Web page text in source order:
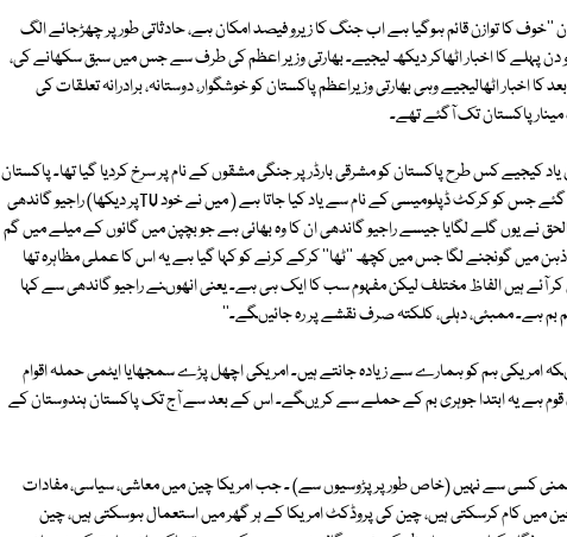
''خوف کا توازن قائم ہوگیا ہے اب جنگ کا زیرو فیصد امکان ہے، حادثاتی طور پر چھڑجائے الگ
پہلے کا اخبار اٹھاکر دیکھ لیجیے۔ بھارتی وزیر اعظم کی طرف سے جس میں سبق سکھانے کی،
اٹھالیجیے وہی بھارتی وزیراعظم پاکستان کو خوشگوار، دوستانہ، برادرانہ تعلقات کی
پاکستان تک آگئے تھے۔
کیجیے کس طرح پاکستان کو مشرقی بارڈر پر جنگی مشقوں کے نام پر سرخ کردیا گیا تھا۔ پاکستان
کے صدر ضیاء الحق کرکٹ میچ دیکھنے بھارت پہنچ گئے جس کو کرکٹ ڈپلومیسی کے نام سے یاد کیا جاتا ہے ( میں نے خود TVپر دیکھا) راجیو گاندھی
نے یوں گلے لگایا جیسے راجیو گاندھی ان کا وہ بھائی ہے جو بچپن میں گائوں کے میلے میں گم
ذہن میں گونجنے لگا جس میں کچھ ''ٹھا'' کرکے کرنے کو کہا گیا ہے یہ اس کا عملی مظاہرہ تھا
آئے ہیں الفاظ مختلف لیکن مفہوم سب کا ایک ہی ہے۔ یعنی انھوںنے راجیو گاندھی سے کہا
ہے۔ ممبئی، دہلی، کلکتہ صرف نقشے پر رہ جائیںگے۔''
امریکی ہم کو ہمارے سے زیادہ جانتے ہیں۔ امریکی اچھل پڑے سمجھایا ایٹمی حملہ اقوام
قوم ہے یہ ابتدا جوہری بم کے حملے سے کریںگے۔ اس کے بعد سے آج تک پاکستان ہندوستان کے
کسی سے نہیں (خاص طور پر پڑوسیوں سے) ۔ جب امریکا چین میں معاشی، سیاسی، مفادات
میں کام کرسکتی ہیں، چین کی پروڈکٹ امریکا کے ہر گھر میں استعمال ہوسکتی ہیں، چین